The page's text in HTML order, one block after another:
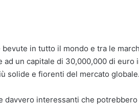
in tutto il mondo e tra le
ad un capitale di 30,000,000 di euro
solide e fiorenti del mercato globale.
interessanti che